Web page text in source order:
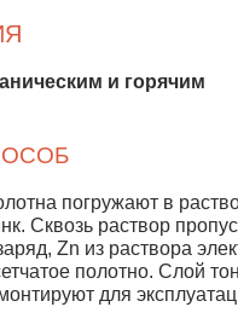
и горячим
погружают в
Сквозь раствор
Zn из раствора
полотно. Слой
для